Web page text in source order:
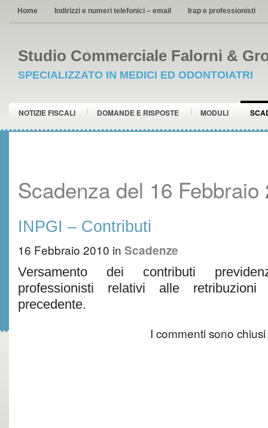
Home Indirizzi e numeri telefonici – email Irap e professionisti
Studio Commerciale Falorni &
SPECIALIZZATO IN MEDICI ED ODONTOIATRI
NOTIZIE FISCALI DOMANDE E RISPOSTE MODULI
Scadenza del 16 Febbraio
INPGI – Contributi
16 Febbraio 2010 in Scadenze
Versamento dei contributi
professionisti relativi alle
precedente.
I commenti sono chiusi